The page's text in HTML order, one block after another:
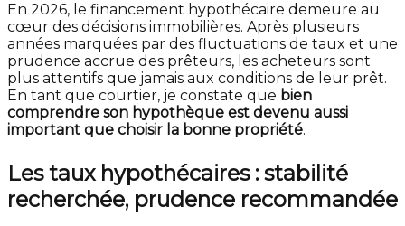
En 2026, le financement hypothécaire demeure au
cœur des décisions immobilières. Après plusieurs
années marquées par des fluctuations de taux et une
prudence accrue des prêteurs, les acheteurs sont
plus attentifs que jamais aux conditions de leur prêt.
En tant que courtier, je constate que bien
comprendre son hypothèque est devenu aussi
important que choisir la bonne propriété.
Les taux hypothécaires : stabilité
recherchée, prudence recommandée